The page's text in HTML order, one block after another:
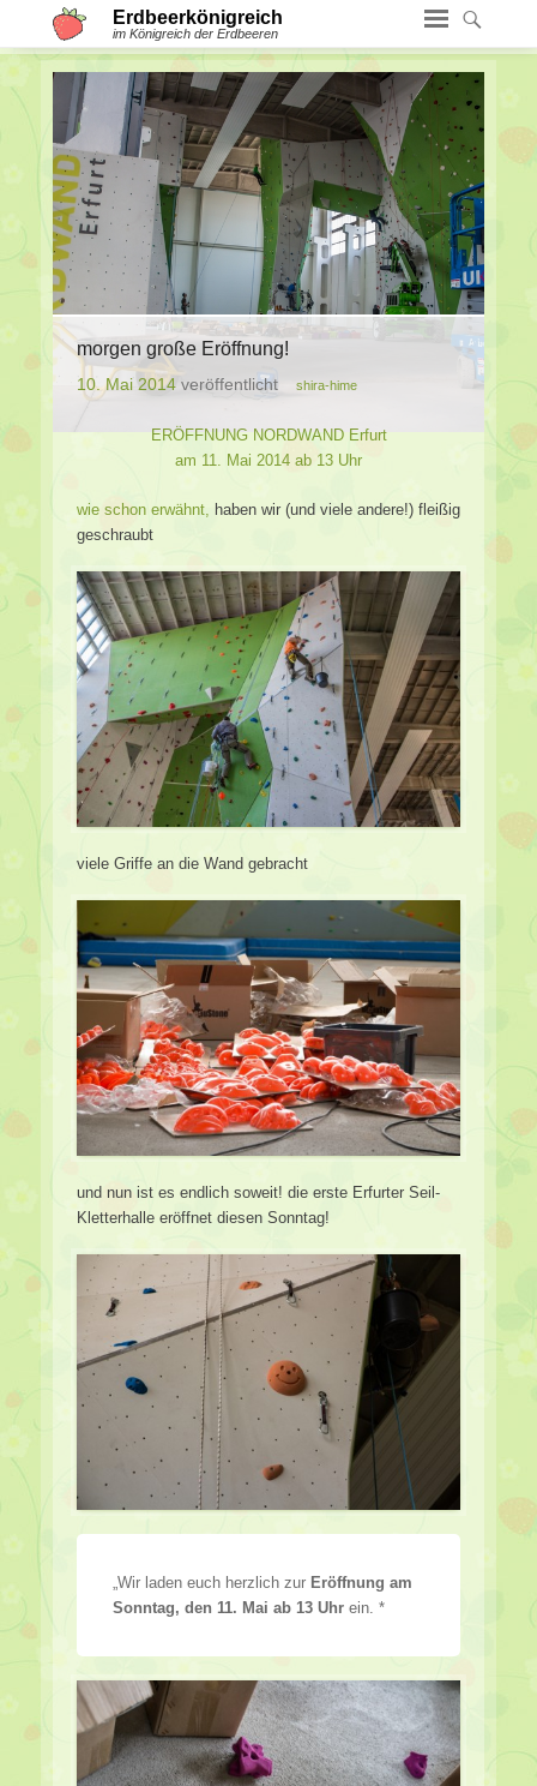
Erdbeerkönigreich
im Königreich der Erdbeeren
morgen große Eröffnung!
10. Mai 2014 veröffentlicht shira-hime
ERÖFFNUNG NORDWAND Erfurt
am 11. Mai 2014 ab 13 Uhr
wie schon erwähnt, haben wir (und viele andere!) fleißig
geschraubt
viele Griffe an die Wand gebracht
und nun ist es endlich soweit! die erste Erfurter Seil-
Kletterhalle eröffnet diesen Sonntag!
„Wir laden euch herzlich zur Eröffnung am
Sonntag, den 11. Mai ab 13 Uhr ein. *